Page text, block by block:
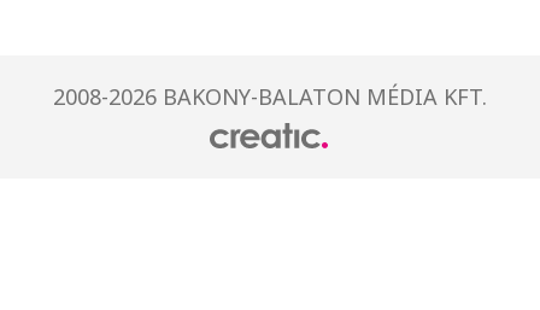
2008-2026 BAKONY-BALATON MÉDIA KFT.